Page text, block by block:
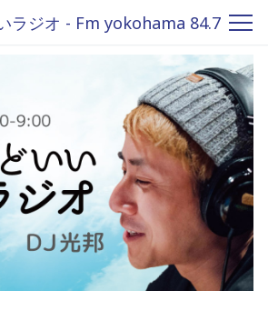
ラジオ - Fm yokohama 84.7